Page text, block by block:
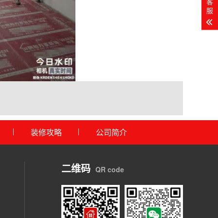
装修攻略 公司简介
二维码 QR code
服